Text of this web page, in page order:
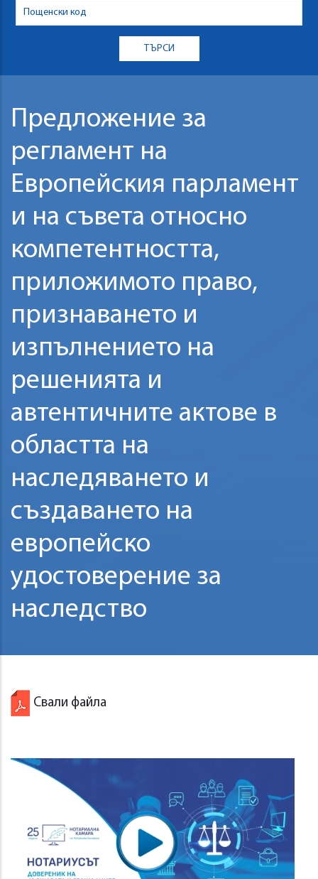
Предложение за
регламент на
Европейския парламент
и на съвета относно
компетентността,
приложимото право,
признаването и
изпълнението на
решенията и
автентичните актове в
областта на
наследяването и
създаването на
европейско
удостоверение за
наследство
Свали файла